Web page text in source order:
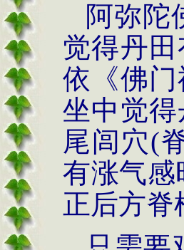
阿弥陀
觉得丹
依《佛
坐中觉
尾闾穴(
有涨气感
正后方脊